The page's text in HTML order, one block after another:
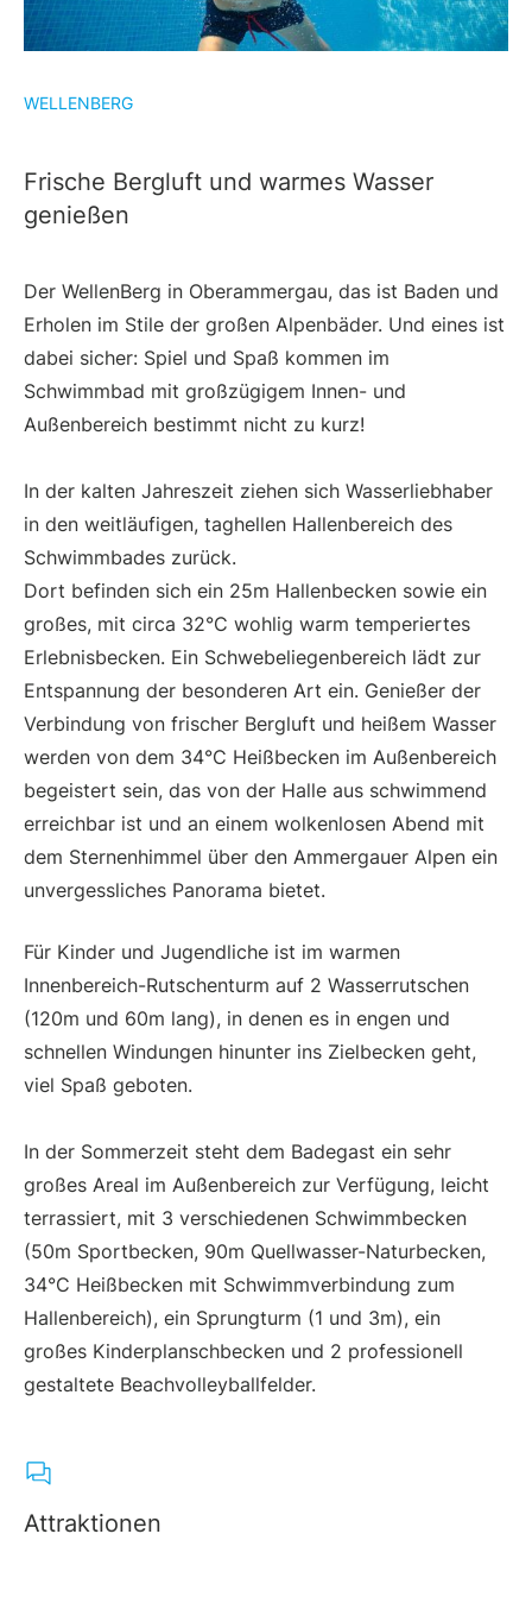
WELLENBERG
Frische Bergluft und warmes Wasser
genießen
Der WellenBerg in Oberammergau, das ist Baden und
Erholen im Stile der großen Alpenbäder. Und eines ist
dabei sicher: Spiel und Spaß kommen im
Schwimmbad mit großzügigem Innen- und
Außenbereich bestimmt nicht zu kurz!
In der kalten Jahreszeit ziehen sich Wasserliebhaber
in den weitläufigen, taghellen Hallenbereich des
Schwimmbades zurück.
Dort befinden sich ein 25m Hallenbecken sowie ein
großes, mit circa 32°C wohlig warm temperiertes
Erlebnisbecken. Ein Schwebeliegenbereich lädt zur
Entspannung der besonderen Art ein. Genießer der
Verbindung von frischer Bergluft und heißem Wasser
werden von dem 34°C Heißbecken im Außenbereich
begeistert sein, das von der Halle aus schwimmend
erreichbar ist und an einem wolkenlosen Abend mit
dem Sternenhimmel über den Ammergauer Alpen ein
unvergessliches Panorama bietet.
Für Kinder und Jugendliche ist im warmen
Innenbereich-Rutschenturm auf 2 Wasserrutschen
(120m und 60m lang), in denen es in engen und
schnellen Windungen hinunter ins Zielbecken geht,
viel Spaß geboten.
In der Sommerzeit steht dem Badegast ein sehr
großes Areal im Außenbereich zur Verfügung, leicht
terrassiert, mit 3 verschiedenen Schwimmbecken
(50m Sportbecken, 90m Quellwasser-Naturbecken,
34°C Heißbecken mit Schwimmverbindung zum
Hallenbereich), ein Sprungturm (1 und 3m), ein
großes Kinderplanschbecken und 2 professionell
gestaltete Beachvolleyballfelder.
Attraktionen